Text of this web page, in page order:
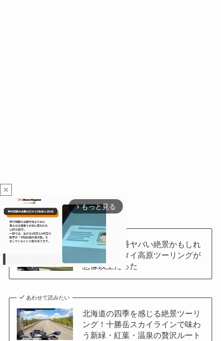
あわせて読みたい
北海道で一番ヤバい絶景かもしれ
ない。ナイタイ高原ツーリングが
想像以上だった
あわせて読みたい
北海道の四季を感じる絶景ツーリ
ング！十勝岳スカイラインで味わ
う新緑・紅葉・温泉の贅沢ルート
close
arrow_forward_ios もっと見る
t
e